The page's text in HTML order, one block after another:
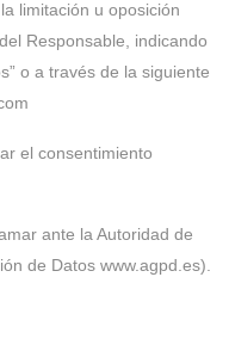
limitación u oposición
Responsable, indicando
o a través de la siguiente
el consentimiento
ante la Autoridad de
de Datos www.agpd.es).